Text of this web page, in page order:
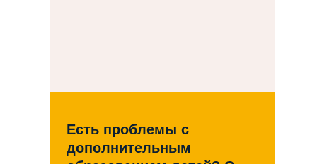
Есть проблемы с
дополнительным